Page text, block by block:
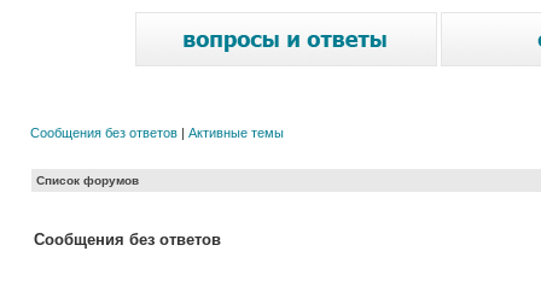
Сообщения без ответов | Активные темы
Список форумов
Сообщения без ответов